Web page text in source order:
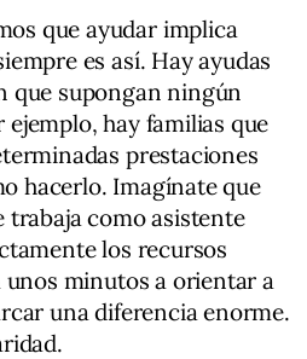
que ayudar implica
es así. Hay ayudas
que supongan ningún
hay familias que
prestaciones
hacerlo. Imagínate que
trabaja como asistente
los recursos
unos minutos a orientar a
una diferencia enorme.